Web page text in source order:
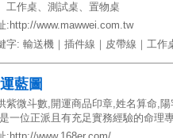
工作桌、測試桌、置物桌
:http://www.mawwei.com.tw
字: 輸送機｜插件線｜皮帶線｜工
藍圖
紫微斗數,開運商品印章,姓名算命,
一位正派且有充足實務經驗的命理